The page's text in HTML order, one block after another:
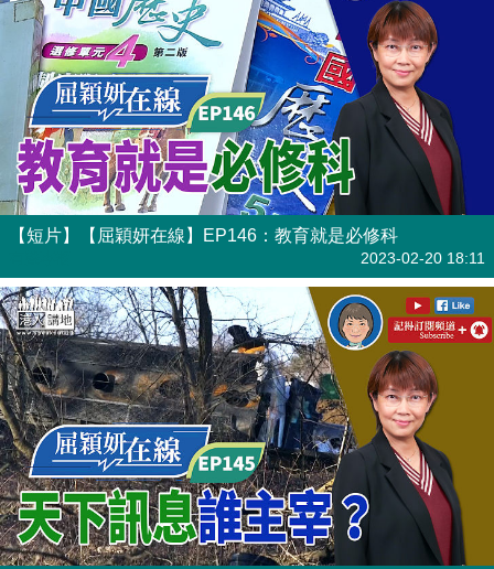
【短片】【屈穎妍在線】EP146：教育就是必修科
2023-02-20 18:11